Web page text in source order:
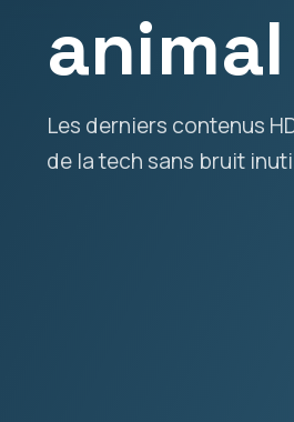
Les derniers contenus
de la tech sans bruit